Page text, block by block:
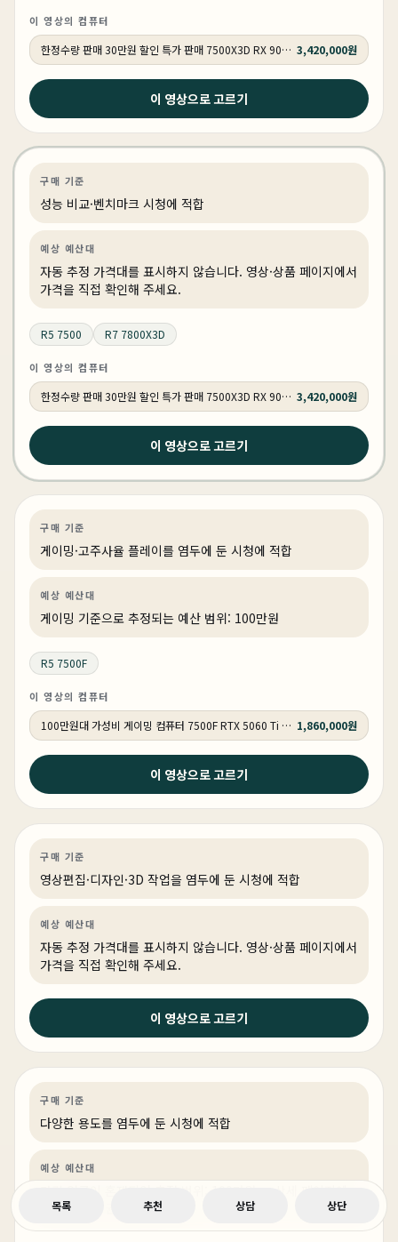
이 영상의 컴퓨터
한정수량 판매 30만원 할인 특가 판매 7500X3D RX 9070 GY502 3,420,000원
이 영상으로 고르기
2026년 4월 15일
7500X3D 9700X 그런데 7800X3D까지... (가성비 최고
의 QHD 컴퓨터 견적/ 붉은사막 추천)
구매 기준
성능 비교·벤치마크 시청에 적합
예상 예산대
자동 추정 가격대를 표시하지 않습니다. 영상·상품 페이지에서
가격을 직접 확인해 주세요.
R5 7500 R7 7800X3D
이 영상의 컴퓨터
한정수량 판매 30만원 할인 특가 판매 7500X3D RX 9070 GY502 3,420,000원
이 영상으로 고르기
2026년 4월 13일
요즘 게이밍PC 이정도면 충분한 이유 #조립컴퓨터 #가성
비
구매 기준
게이밍·고주사율 플레이를 염두에 둔 시청에 적합
예상 예산대
게이밍 기준으로 추정되는 예산 범위: 100만원
R5 7500F
이 영상의 컴퓨터
100만원대 가성비 게이밍 컴퓨터 7500F RTX 5060 Ti GY184 QHD 리그오브레전드 300 프레임 , 배틀그라운드 160 프레임 1,860,000원
이 영상으로 고르기
영상편집·디자인
2026년 4월 10일
프리미어 애펙 영상 편집 PC CPU 반드시 ‘이걸‘로 사야하
는 이유
구매 기준
영상편집·디자인·3D 작업을 염두에 둔 시청에 적합
예상 예산대
자동 추정 가격대를 표시하지 않습니다. 영상·상품 페이지에서
가격을 직접 확인해 주세요.
이 영상으로 고르기
2026년 4월 9일
100만원대로 만들었는데 4K 4대 쌉가능한 주식용 컴퓨터
구매 기준
다양한 용도를 염두에 둔 시청에 적합
예상 예산대
서 재확인을 권장합니다.
목록 추천 상담 상단